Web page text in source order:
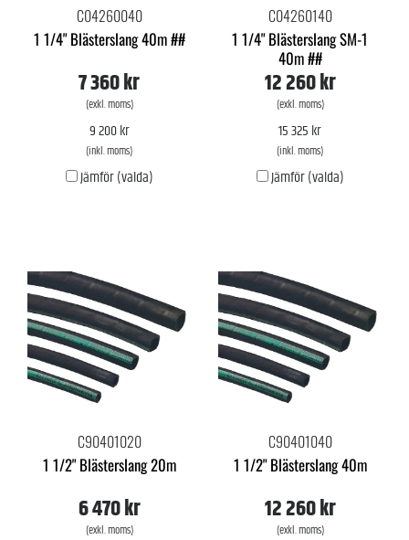
C04260040
1 1/4" Blästerslang 40m ##
7 360 kr
(exkl. moms)
9 200 kr
(inkl. moms)
Jämför (valda)
C04260140
1 1/4" Blästerslang SM-1
40m ##
12 260 kr
(exkl. moms)
15 325 kr
(inkl. moms)
Jämför (valda)
C90401020
1 1/2" Blästerslang 20m
6 470 kr
(exkl. moms)
C90401040
1 1/2" Blästerslang 40m
12 260 kr
(exkl. moms)